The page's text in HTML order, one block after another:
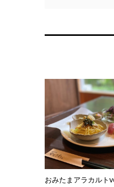
おみたまアラカル